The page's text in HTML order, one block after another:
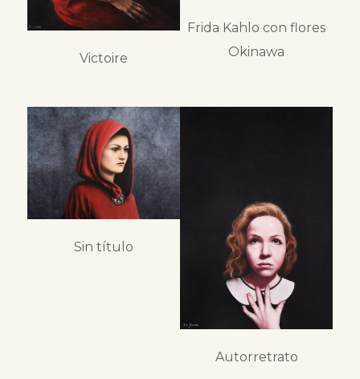
Victoire
Frida Kahlo con flores
Okinawa
Sin título
Autorretrato